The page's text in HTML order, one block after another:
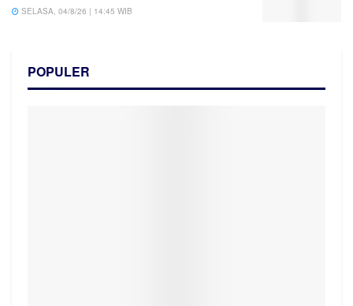
SELASA, 04/8/26 | 14:45 WIB
POPULER